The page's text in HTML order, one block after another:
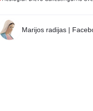
Marijos radijas |